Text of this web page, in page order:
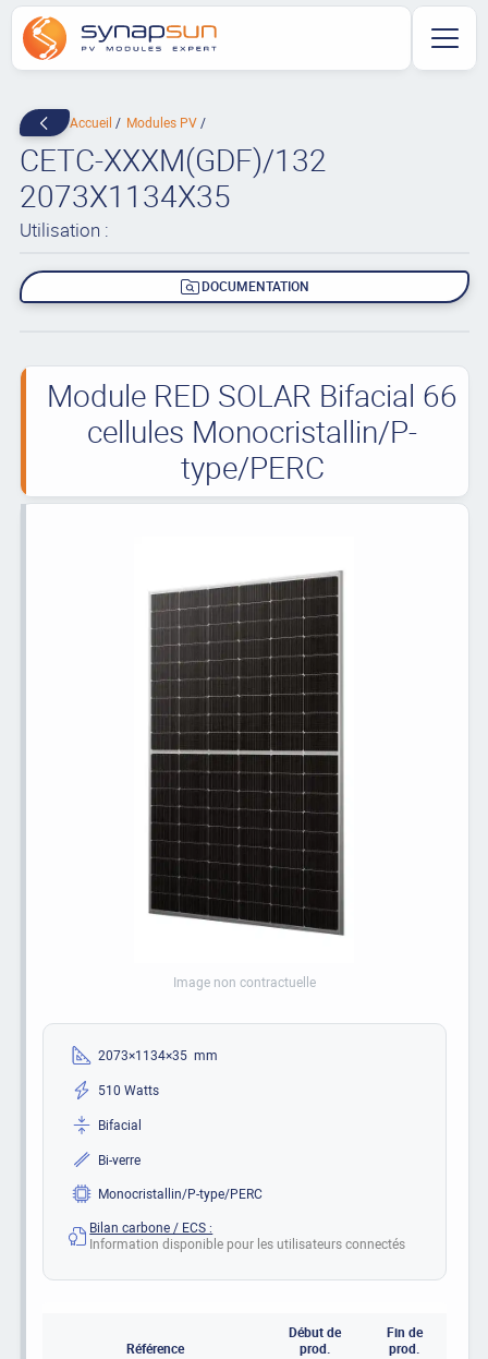
Accueil Modules PV
CETC-XXXM(GDF)/132
2073X1134X35
Utilisation :
DOCUMENTATION
Module RED SOLAR Bifacial 66
cellules Monocristallin/P-
type/PERC
Image non contractuelle
2073×1134×35 mm
510 Watts
Bifacial
Bi-verre
Monocristallin/P-type/PERC
Bilan carbone / ECS :
Information disponible pour les utilisateurs connectés
Référence
Début de
prod.
Fin de
prod.